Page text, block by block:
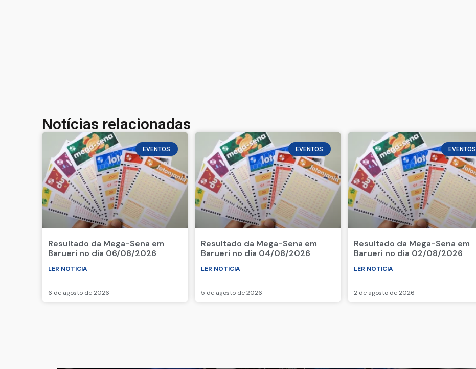
Notícias relacionadas
EVENTOS
Resultado da Mega-Sena em
Barueri no dia 06/08/2026
LER NOTICIA
6 de agosto de 2026
EVENTOS
Resultado da Mega-Sena em
Barueri no dia 04/08/2026
LER NOTICIA
5 de agosto de 2026
EVENTOS
Resultado da Mega-Sena em
Barueri no dia 02/08/2026
LER NOTICIA
2 de agosto de 2026